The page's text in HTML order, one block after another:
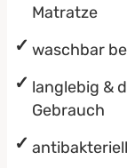
Matratze
waschbar
langlebig &
Gebrauch